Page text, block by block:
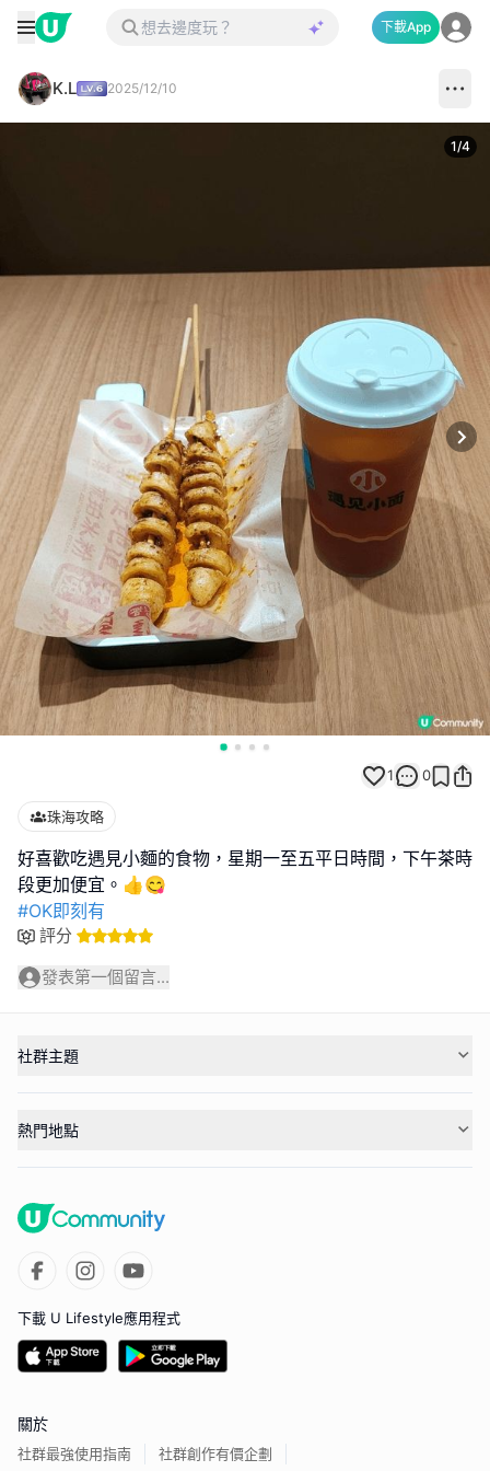
下載App
K.L 2025/12/10
1/4
1 0
珠海攻略
好喜歡吃遇見小麵的食物，星期一至五平日時間，下午茶時
#OK即刻有
評分
發表第一個留言...
社群主題
熱門地點
下載 U Lifestyle應用程式
關於
社群最強使用指南 社群創作有價企劃